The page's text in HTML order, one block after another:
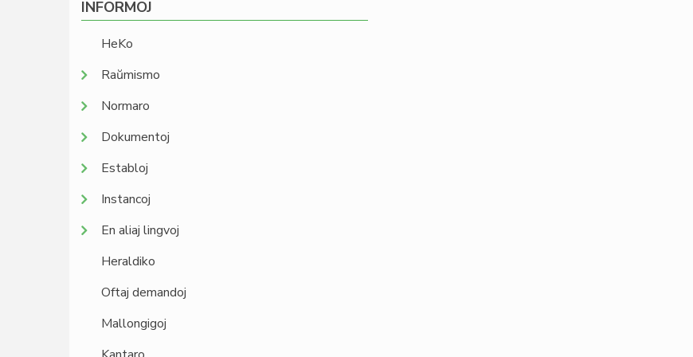
INFORMOJ
HeKo
Raŭmismo
Normaro
Dokumentoj
Establoj
Instancoj
En aliaj lingvoj
Heraldiko
Oftaj demandoj
Mallongigoj